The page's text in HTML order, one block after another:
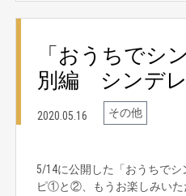
「おうちでシ
別編 シンデ
2020.05.16 その他
5/14に公開した「おうちで
ピ①と②、もうお楽しみいた